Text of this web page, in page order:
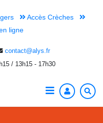
Accès Crèches
ligne
contact@alys.fr
/ 13h15 - 17h30